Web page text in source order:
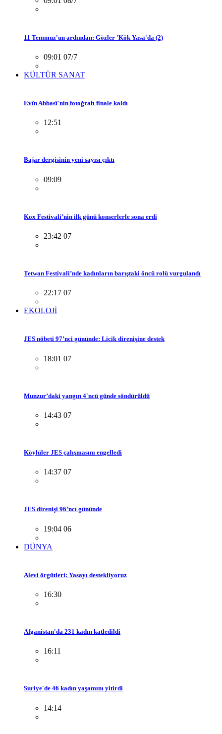
11 Temmuz'un ardından: Gözler 'Kök Yasa'da (2)
09:01 07/7
KÜLTÜR SANAT
Evîn Abbasî'nin fotoğrafı finale kaldı
12:51
Bajar dergisinin yeni sayısı çıktı
09:09
Kox Festivali’nin ilk günü konserlerle sona erdi
23:42 07
Tetwan Festivali’nde kadınların barıştaki öncü rolü vurgulandı
22:17 07
EKOLOJİ
JES nöbeti 97’nci gününde: Licik direnişine destek
18:01 07
Munzur’daki yangın 4'ncü günde söndürüldü
14:43 07
Köylüler JES çalışmasını engelledi
14:37 07
JES direnişi 96’ncı gününde
19:04 06
DÜNYA
Alevi örgütleri: Yasayı destekliyoruz
16:30
Afganistan'da 231 kadın katledildi
16:11
Suriye'de 46 kadın yaşamını yitirdi
14:14